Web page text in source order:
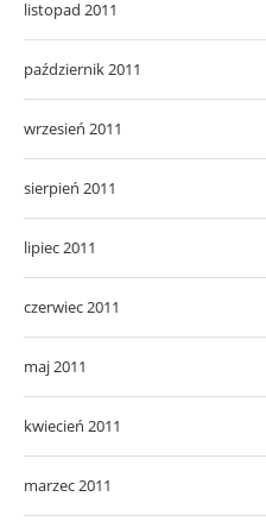
listopad 2011
październik 2011
wrzesień 2011
sierpień 2011
lipiec 2011
czerwiec 2011
maj 2011
kwiecień 2011
marzec 2011